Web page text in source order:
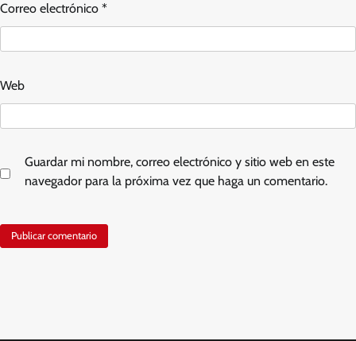
Correo electrónico *
Web
Guardar mi nombre, correo electrónico y sitio web en este
navegador para la próxima vez que haga un comentario.